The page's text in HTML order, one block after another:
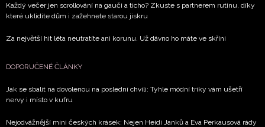
Každý večer jen scrollování na gauči a ticho? Zkuste s partnerem rutinu, díky
které uklidíte dům i zažehnete starou jiskru
Za největší hit léta neutratíte ani korunu. Už dávno ho máte ve skříni
DOPORUČENÉ ČLÁNKY
Jak se sbalit na dovolenou na poslední chvíli: Tyhle módní triky vám ušetří
nervy i místo v kufru
Nejodvážnější mini českých krásek: Nejen Heidi Janků a Eva Perkausová rády